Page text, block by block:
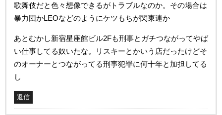
歌舞伎だと色々想像できるがトラブルなのか。その場合は
暴力団かLEOなどのようにケツもちが関東連か
あとむかし新宿星座館ビル2Fも刑事とガチつながってやば
い仕事してる奴いたな。リスキーとかいう店だったけどそ
のオーナーとつながってる刑事犯罪に何十年と加担してる
し
返信